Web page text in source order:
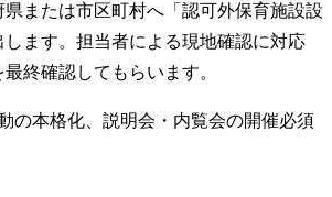
または市区町村へ「認可外保育施設設
ます。担当者による現地確認に対応
終確認してもらいます。
の本格化、説明会・内覧会の開催必須